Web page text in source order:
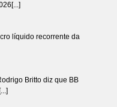
líquido recorrente da
Britto diz que BB